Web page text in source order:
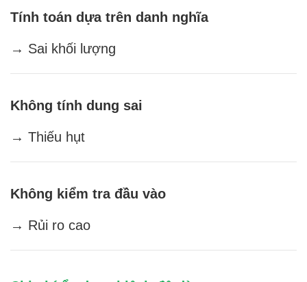
Tính toán dựa trên danh nghĩa
→ Sai khối lượng
Không tính dung sai
→ Thiếu hụt
Không kiểm tra đầu vào
→ Rủi ro cao